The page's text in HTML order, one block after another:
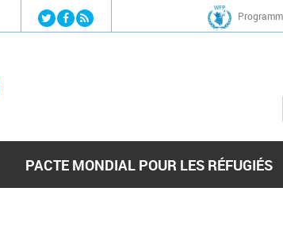
Jump to navigation
PACTE MONDIAL POUR LES RÉFUGIÉS